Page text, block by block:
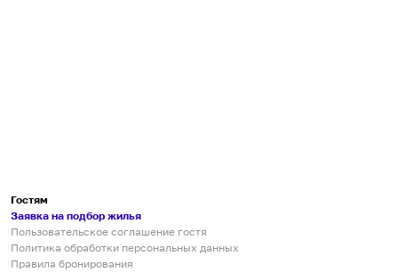
Гостям
Заявка на подбор жилья
Пользовательское соглашение гостя
Политика обработки персональных данных
Правила бронирования